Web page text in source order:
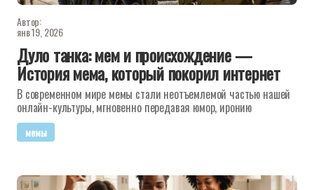
Автор:
янв 19, 2026
Дуло танка: мем и происхождение —
История мема, который покорил интернет
В современном мире мемы стали неотъемлемой частью нашей
онлайн-культуры, мгновенно передавая юмор, иронию
мемы